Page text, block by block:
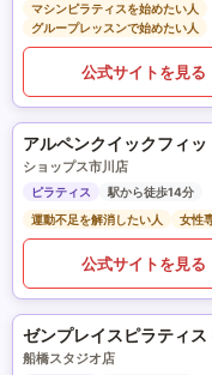
マシンピラティスを始めたい人
グループレッスンで始めたい人
公式サイトを見る
アルペンクイックフィッ
ショップス市川店
ピラティス
駅から徒歩14分
運動不足を解消したい人
女性
公式サイトを見る
ゼンプレイスピラティ
船橋スタジオ店